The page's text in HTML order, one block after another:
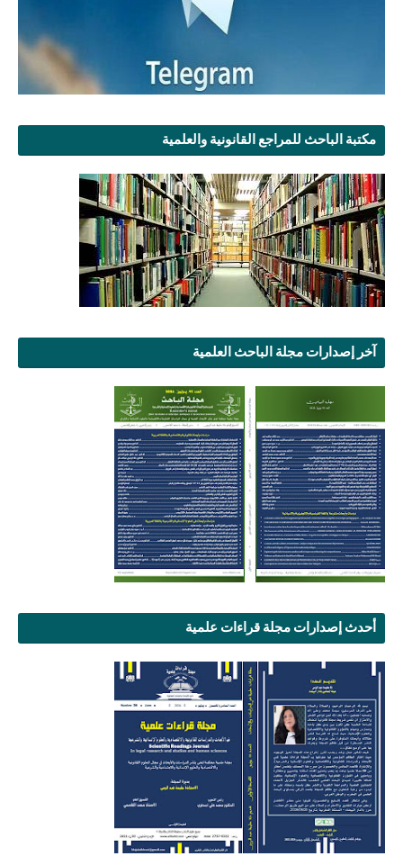
مكتبة الباحث للمراجع القانونية والعلمية
آخر إصدارات مجلة الباحث العلمية
أحدث إصدارات مجلة قراءات علمية